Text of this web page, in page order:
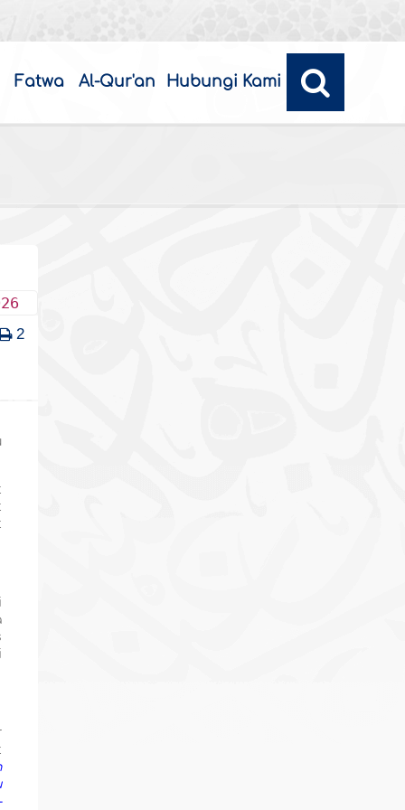
Fatwa Al-Qur'an Hubungi Kami
2